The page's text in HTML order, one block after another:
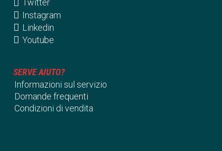
Twitter
Instagram
Linkedin
Youtube
SERVE AIUTO?
Informazioni sul servizio
Domande frequenti
Condizioni di vendita